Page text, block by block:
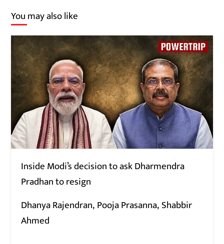
You may also like
Inside Modi’s decision to ask Dharmendra
Pradhan to resign
Dhanya Rajendran Pooja Prasanna Shabbir
Ahmed